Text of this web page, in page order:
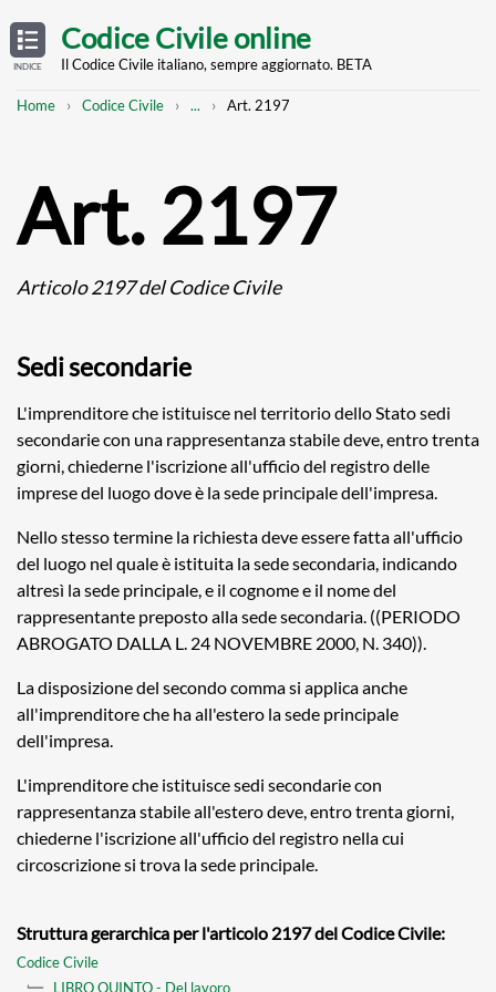
TABLE
OF
CONTENTS
INDICE
main
Codice Civile online
Il Codice Civile italiano, sempre aggiornato. BETA
Breadcrumb
Home Codice Civile
Mostra
... Art. 2197
Art. 2197
Articolo 2197 del Codice Civile
Sedi secondarie
L'imprenditore che istituisce nel territorio dello Stato sedi
secondarie con una rappresentanza stabile deve, entro trenta
giorni, chiederne l'iscrizione all'ufficio del registro delle
imprese del luogo dove è la sede principale dell'impresa.
Nello stesso termine la richiesta deve essere fatta all'ufficio
del luogo nel quale è istituita la sede secondaria, indicando
altresì la sede principale, e il cognome e il nome del
rappresentante preposto alla sede secondaria. ((PERIODO
ABROGATO DALLA L. 24 NOVEMBRE 2000, N. 340)).
La disposizione del secondo comma si applica anche
all'imprenditore che ha all'estero la sede principale
dell'impresa.
L'imprenditore che istituisce sedi secondarie con
rappresentanza stabile all'estero deve, entro trenta giorni,
chiederne l'iscrizione all'ufficio del registro nella cui
circoscrizione si trova la sede principale.
Struttura gerarchica per l'articolo 2197 del Codice Civile:
Codice Civile
LIBRO QUINTO - Del lavoro